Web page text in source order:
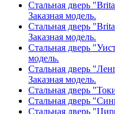
Стальная дверь
Заказная модель.
Стальная дверь
Заказная модель.
Стальная дверь
модель.
Стальная дверь
Заказная модель.
Стальная дверь
Стальная дверь
Стальная дверь